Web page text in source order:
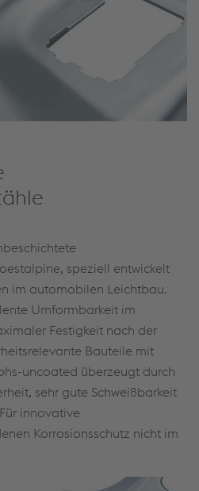
speziell entwickelt
im automobilen Leichtbau.
Umformbarkeit im
Festigkeit nach der
Bauteile mit
uncoated überzeugt durch
sehr gute Schweißbarkeit
innovative
Korrosionsschutz nicht im